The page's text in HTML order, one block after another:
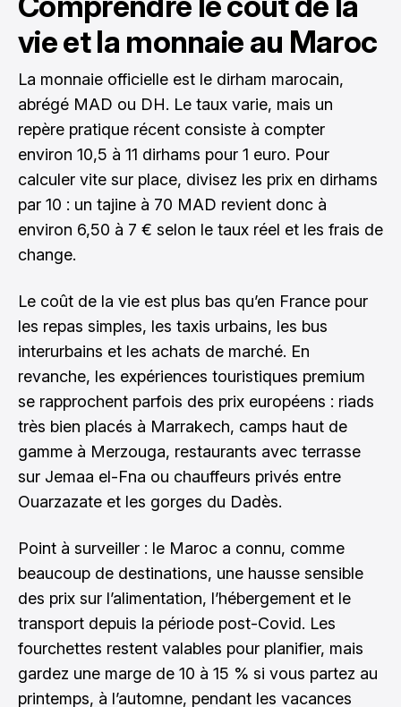
vie et la monnaie au Maroc
La monnaie officielle est le dirham marocain,
abrégé MAD ou DH. Le taux varie, mais un
repère pratique récent consiste à compter
environ 10,5 à 11 dirhams pour 1 euro. Pour
calculer vite sur place, divisez les prix en dirhams
par 10 : un tajine à 70 MAD revient donc à
environ 6,50 à 7 € selon le taux réel et les frais de
change.
Le coût de la vie est plus bas qu’en France pour
les repas simples, les taxis urbains, les bus
interurbains et les achats de marché. En
revanche, les expériences touristiques premium
se rapprochent parfois des prix européens : riads
très bien placés à Marrakech, camps haut de
gamme à Merzouga, restaurants avec terrasse
sur Jemaa el-Fna ou chauffeurs privés entre
Ouarzazate et les gorges du Dadès.
Point à surveiller : le Maroc a connu, comme
beaucoup de destinations, une hausse sensible
des prix sur l’alimentation, l’hébergement et le
transport depuis la période post-Covid. Les
fourchettes restent valables pour planifier, mais
gardez une marge de 10 à 15 % si vous partez au
printemps, à l’automne, pendant les vacances